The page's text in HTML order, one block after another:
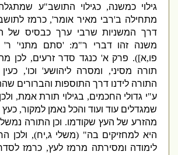
גילוי כמשנה,כגילוי התושב"ע שמתגלה
מתחילה ב רבי מאירא ומר',כרמז לתושב"
דרך המשניות שרבי ערך כבסיס של
משנה זהו דברי ר
מ: 'סתם מתני'ר '
,א]).פרק א 'כנגד סדר זרעים,לכן
תורה מסיני,ומסרה ליהושע'וכו',כעין
התורה לידנו דרך התוספות והברורים
"י גדולי החכמים,בגילוי תורת אמת,ולכן
שמגדלים עוד ועוד והכל נאמן למקור,כעץ
מהזרע של העץ שקודמו.וכן התורה נמשלה
היא למחזיקים בה" (משלי ג, יח),ולכן
לימודה ומסירתה מרמז לעץ,כרמז לסדר